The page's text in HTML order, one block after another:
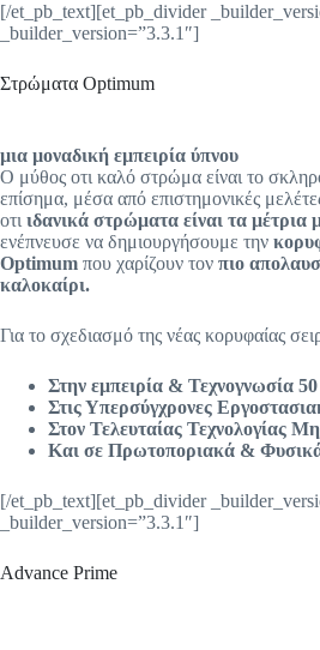
[/et_pb_text][et_pb_divider
_builder_version=”3.3.1″]
Στρώματα Optimum
µια µοναδική εµπειρία ύπνου
Ο μύθος οτι καλό στρώμα είναι το
επίσημα, μέσα από επιστημονικές
οτι ιδανικά στρώματα είναι τα μέτρια
ενέπνευσε να δημιουργήσουμε την
Optimum που χαρίζουν τον πιο
καλοκαίρι.
Για το σχεδιασμό της νέας κορυφαίας
Στην εμπειρία & Τεχνογνωσία
Στις Υπερσύγχρονες
Στον Τελευταίας Τεχνολογίας
Και σε Πρωτοποριακά &
[/et_pb_text][et_pb_divider
_builder_version=”3.3.1″]
Advance Prime